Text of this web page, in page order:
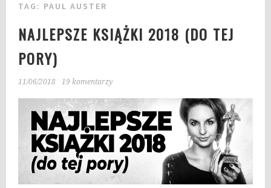
TAG: PAUL AUSTER
NAJLEPSZE KSIĄŻKI 2018 (DO TEJ
PORY)
11/06/2018 19 komentarzy